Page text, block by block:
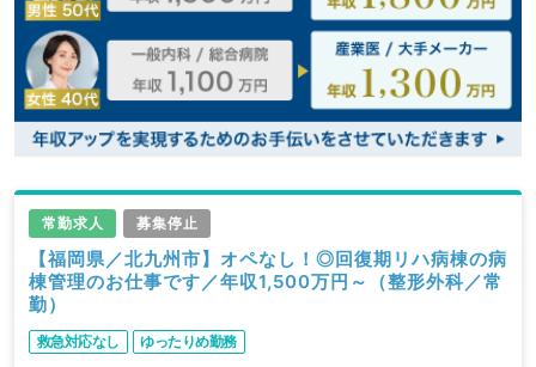
常勤求人 募集停止
【福岡県／北九州市】オペなし！◎回復期リハ病棟の病
棟管理のお仕事です／年収1,500万円～（整形外科／常
勤）
救急対応なし ゆったりめ勤務